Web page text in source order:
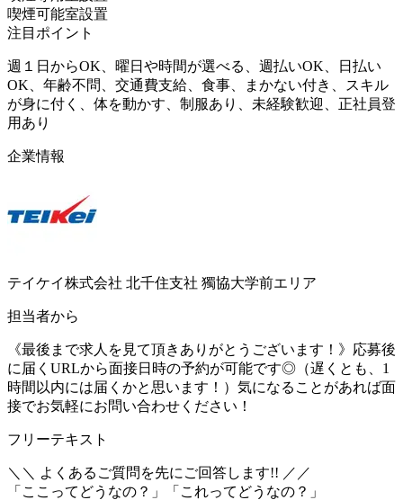
喫煙可能室設置
注目ポイント
週１日からOK、曜日や時間が選べる、週払いOK、日払い
OK、年齢不問、交通費支給、食事、まかない付き、スキル
が身に付く、体を動かす、制服あり、未経験歓迎、正社員登
用あり
企業情報
テイケイ株式会社 北千住支社 獨協大学前エリア
担当者から
《最後まで求人を見て頂きありがとうございます！》応募後
に届くURLから面接日時の予約が可能です◎（遅くとも、1
時間以内には届くかと思います！）気になることがあれば面
接でお気軽にお問い合わせください！
フリーテキスト
＼＼ よくあるご質問を先にご回答します!! ／／
「ここってどうなの？」「これってどうなの？」